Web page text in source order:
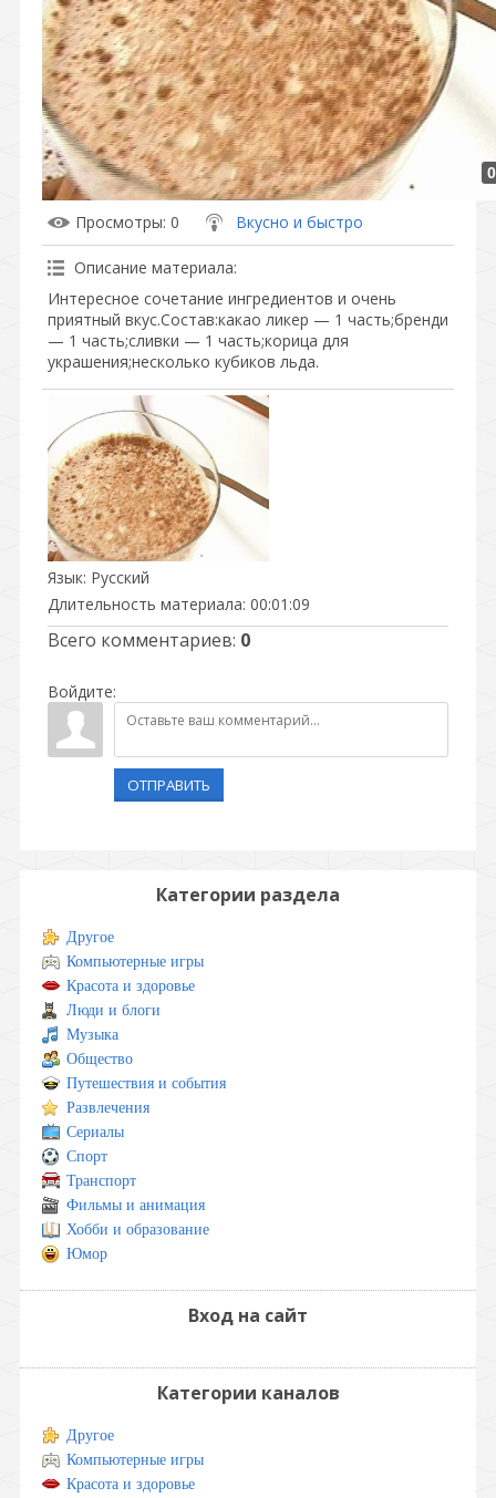
Просмотры: 0 Вкусно и быстро
Описание материала:
Интересное сочетание ингредиентов и очень
приятный вкус.Состав:какао ликер — 1 часть;бренди
— 1 часть;сливки — 1 часть;корица для
украшения;несколько кубиков льда.
Язык: Русский
Длительность материала: 00:01:09
Всего комментариев: 0
Войдите:
ОТПРАВИТЬ
Категории раздела
Другое
Компьютерные игры
Красота и здоровье
Люди и блоги
Музыка
Общество
Путешествия и события
Развлечения
Сериалы
Спорт
Транспорт
Фильмы и анимация
Хобби и образование
Юмор
Вход на сайт
Категории каналов
Другое
Компьютерные игры
Красота и здоровье